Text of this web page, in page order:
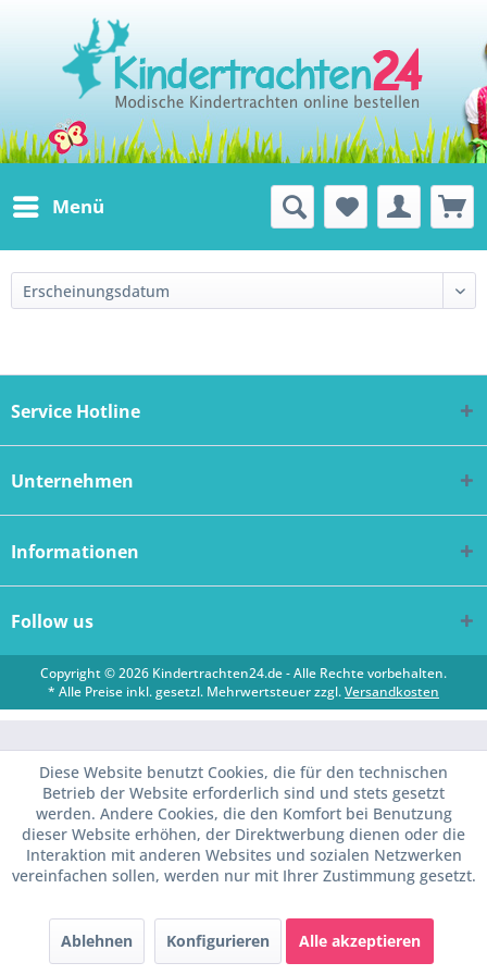
Menü
Service Hotline
Unternehmen
Informationen
Follow us
Copyright © 2026 Kindertrachten24.de - Alle Rechte vorbehalten.
* Alle Preise inkl. gesetzl. Mehrwertsteuer zzgl.Versandkosten
Diese Website benutzt Cookies, die für den technischen
Betrieb der Website erforderlich sind und stets gesetzt
werden. Andere Cookies, die den Komfort bei Benutzung
dieser Website erhöhen, der Direktwerbung dienen oder die
Interaktion mit anderen Websites und sozialen Netzwerken
vereinfachen sollen, werden nur mit Ihrer Zustimmung gesetzt.
Ablehnen Konfigurieren Alle akzeptieren